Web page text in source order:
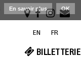
EN FR
BILLETTERIE
En savoir plus OK